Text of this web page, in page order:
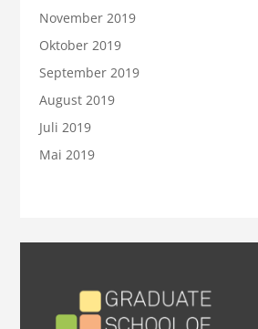
November 2019
Oktober 2019
September 2019
August 2019
Juli 2019
Mai 2019